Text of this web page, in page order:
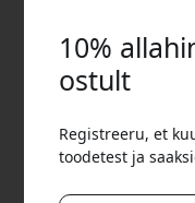
10%
ostult
Registreeru, et
toodetest ja
Kasuta seda